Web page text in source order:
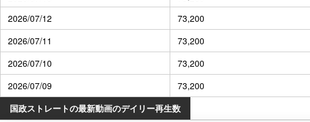
2026/07/12
73,200
2026/07/11
73,200
2026/07/10
73,200
2026/07/09
73,200
国政ストレートの最新動画のデイリー再生数